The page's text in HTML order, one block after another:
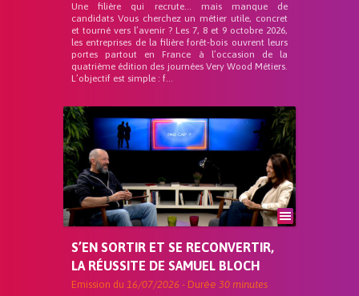
Une filière qui recrute… mais manque de
candidats Vous cherchez un métier utile, concret
et tourné vers l’avenir ? Les 7, 8 et 9 octobre 2026,
les entreprises de la filière forêt-bois ouvrent leurs
portes partout en France à l’occasion de la
quatrième édition des journées Very Wood Métiers.
L’objectif est simple : f...
S’EN SORTIR ET SE RECONVERTIR,
LA RÉUSSITE DE SAMUEL BLOCH
Emission du 16/07/2026 - Durée 30 minutes